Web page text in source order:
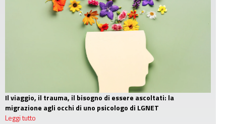
Il viaggio, il trauma, il bisogno di essere ascoltati: la
migrazione agli occhi di uno psicologo di LGNET
Leggi tutto